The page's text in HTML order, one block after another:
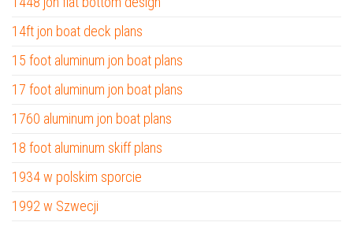
14ft jon boat deck plans
15 foot aluminum jon boat plans
17 foot aluminum jon boat plans
1760 aluminum jon boat plans
18 foot aluminum skiff plans
1934 w polskim sporcie
1992 w Szwecji